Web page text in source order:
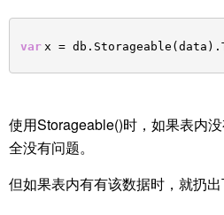
var x =
使用Storageable()时，如果表内
全没有问题。
但如果表内有有该数据时，就扔出